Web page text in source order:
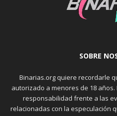
SOBRE
Binarias.org quiere recordarle
autorizado a menores de 18
responsabilidad frente a las
relacionadas con la especulación